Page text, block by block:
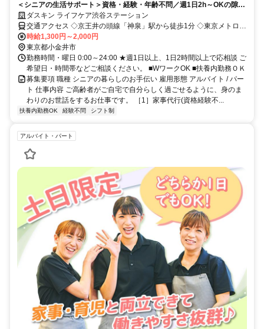
＜シニアの生活サポート＞資格・経験・年齢不問／週1日2h～OKの隙間
パート／家事の経験を活かせます！
ダスキン ライフケア渋谷ステーション
交通アクセス ◇京王井の頭線「神泉」駅から徒歩1分 ◇東京メトロ半
蔵門線・東急田園都市線「渋谷」駅から徒歩8分
時給1,300円～2,000円
東京都小金井市
勤務時間・曜日 0:00～24:00 ★週1日以上、1日2時間以上で応相談 ご
希望日・時間帯などご相談ください。 ■WワークOK ■扶養内勤務ＯＫ
募集要項 職種 シニアの暮らしのお手伝い 雇用形態 アルバイト / パー
ト 仕事内容 ご高齢者がご自宅で自分らしく過ごせるように、身のま
わりのお世話をするお仕事です。 ［1］家事代行(資格経験不...
扶養内勤務OK 経験不問 シフト制
アルバイト・パート